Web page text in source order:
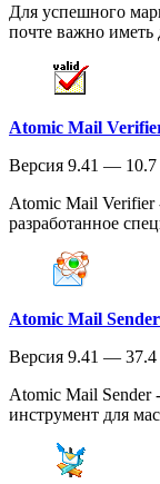
Для успешного
почте важно иметь
Atomic Mail
Версия 9.41 —
Atomic Mail Verifier
разработанное
Atomic Mail Sender
Версия 9.41 —
Atomic Mail
инструмент для